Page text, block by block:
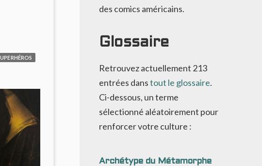
des comics américains.
Glossaire
Retrouvez actuellement 213
entrées danstout le glossaire.
Ci-dessous, un terme
sélectionné aléatoirement pour
renforcer votre culture :
Archétype du Métamorphe